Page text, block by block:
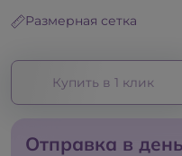
Размерная сетка
Купить в 1 клик
Отправка в